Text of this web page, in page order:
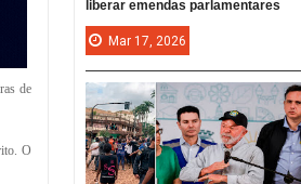
de
O
liberar emendas parlamentares
Mar 17, 2026